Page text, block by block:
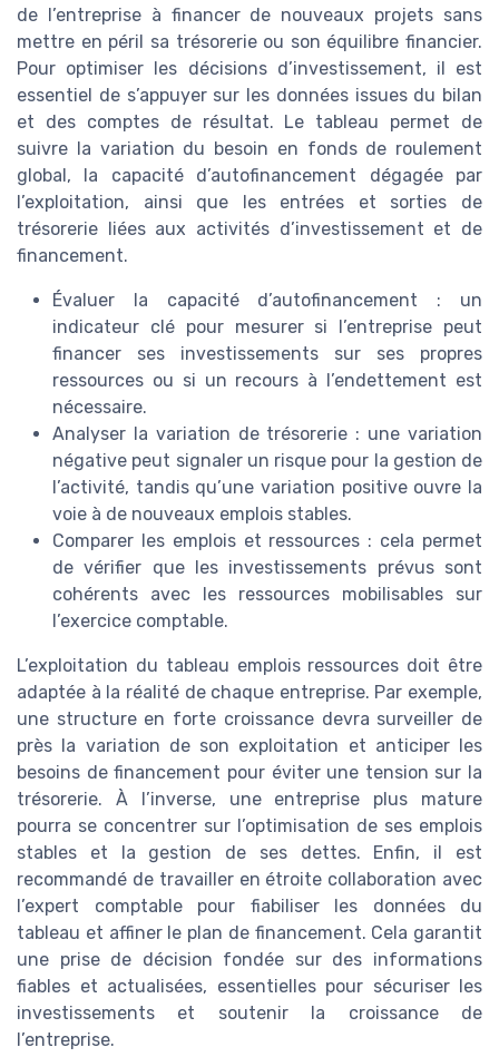
de l’entreprise à financer de nouveaux projets sans
mettre en péril sa trésorerie ou son équilibre financier.
Pour optimiser les décisions d’investissement, il est
essentiel de s’appuyer sur les données issues du bilan
et des comptes de résultat. Le tableau permet de
suivre la variation du besoin en fonds de roulement
global, la capacité d’autofinancement dégagée par
l’exploitation, ainsi que les entrées et sorties de
trésorerie liées aux activités d’investissement et de
financement.
Évaluer la capacité d’autofinancement : un
indicateur clé pour mesurer si l’entreprise peut
financer ses investissements sur ses propres
ressources ou si un recours à l’endettement est
nécessaire.
Analyser la variation de trésorerie : une variation
négative peut signaler un risque pour la gestion de
l’activité, tandis qu’une variation positive ouvre la
voie à de nouveaux emplois stables.
Comparer les emplois et ressources : cela permet
de vérifier que les investissements prévus sont
cohérents avec les ressources mobilisables sur
l’exercice comptable.
L’exploitation du tableau emplois ressources doit être
adaptée à la réalité de chaque entreprise. Par exemple,
une structure en forte croissance devra surveiller de
près la variation de son exploitation et anticiper les
besoins de financement pour éviter une tension sur la
trésorerie. À l’inverse, une entreprise plus mature
pourra se concentrer sur l’optimisation de ses emplois
stables et la gestion de ses dettes. Enfin, il est
recommandé de travailler en étroite collaboration avec
l’expert comptable pour fiabiliser les données du
tableau et affiner le plan de financement. Cela garantit
une prise de décision fondée sur des informations
fiables et actualisées, essentielles pour sécuriser les
investissements et soutenir la croissance de
l’entreprise.